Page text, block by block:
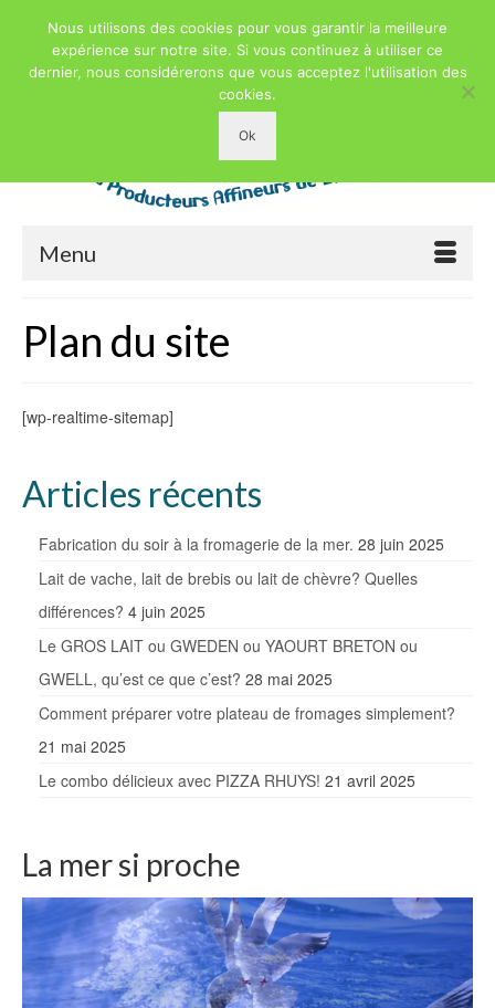
Menu
Plan du site
[wp-realtime-sitemap]
Articles récents
Fabrication du soir à la fromagerie de la mer. 28 juin 2025
Lait de vache, lait de brebis ou lait de chèvre? Quelles
différences? 4 juin 2025
Le GROS LAIT ou GWEDEN ou YAOURT BRETON ou
GWELL, qu’est ce que c’est? 28 mai 2025
Comment préparer votre plateau de fromages simplement?
21 mai 2025
Le combo délicieux avec PIZZA RHUYS! 21 avril 2025
La mer si proche
Nous utilisons des cookies pour vous garantir la meilleure
expérience sur notre site. Si vous continuez à utiliser ce
dernier, nous considérerons que vous acceptez l'utilisation des
cookies.
Ok